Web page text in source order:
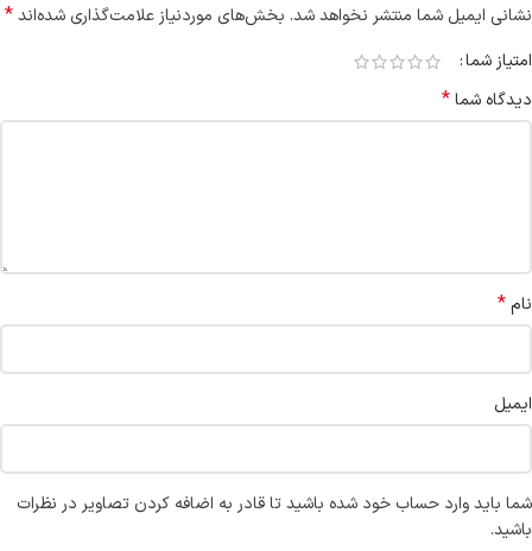
نشانی ایمیل شما منتشر نخواهد شد. بخش‌های موردنیاز علامت‌گذاری شده‌اند*
امتیاز شما
دیدگاه شما*
نام*
ایمیل
شما باید وارد حساب خود شده باشید تا قادر به اضافه کردن تصاویر در نظرات
باشید.